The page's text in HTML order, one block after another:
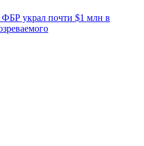
ФБР украл почти $1 млн в